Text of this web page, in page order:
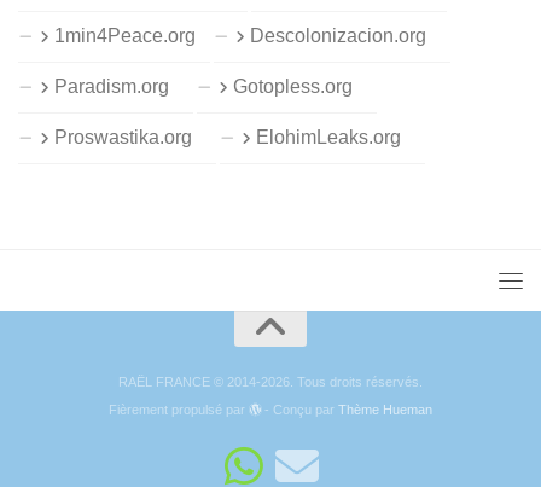
1min4Peace.org Descolonizacion.org
Paradism.org Gotopless.org
Proswastika.org ElohimLeaks.org
RAËL FRANCE © 2014-2026. Tous droits réservés.
Fièrement propulsé par
- Conçu parThème Hueman